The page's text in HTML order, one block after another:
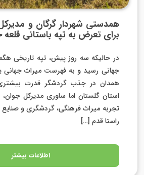
همدستی شهردار گرگان و
برای تعرض به تپه باستانی قلعه
در حالیکه سه روز پیش، تپه تاریخی
جهانی رسید و به فهرست میراث جهانی
همدان در جذب گردشگر قدرت بیشتری
استان گلستان اما ساوری مدیرکل
تجربه میراث فرهنگی، گردشگری و صنایع
راستا قدم […]
اطلاعات بیشتر